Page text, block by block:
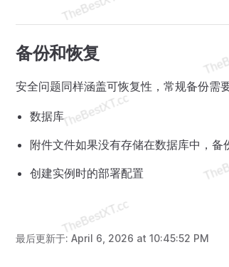
备份和恢复
安全问题同样涵盖可恢复性，常规备份需
数据库
附件文件如果没有存储在数据库中，备
创建实例时的部署配置
最后更新于: April 6, 2026 at 10:45:52 PM